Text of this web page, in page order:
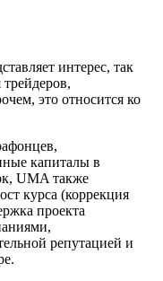
интерес, так
это относится ко
капиталы в
UMA также
курса (коррекция
проекта
репутацией и